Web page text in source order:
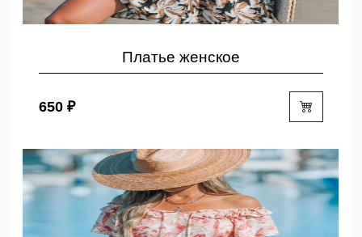
Платье женское
650 ₽